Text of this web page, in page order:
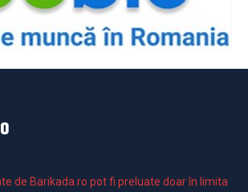
de Barikada.ro pot fi preluate doar în limita